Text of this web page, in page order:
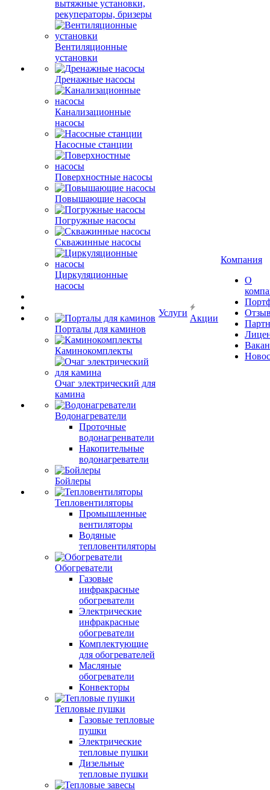
вытяжные установки,
рекуператоры, бризеры
Вентиляционные
установки
Дренажные насосы
Канализационные
насосы
Насосные станции
Поверхностные насосы
Повышающие насосы
Погружные насосы
Скважинные насосы
Циркуляционные
насосы
Порталы для каминов
Каминокомплекты
Очаг электрический для
камина
Водонагреватели
Проточные
водонагренватели
Накопительные
водонагреватели
Бойлеры
Тепловентиляторы
Промышленные
вентиляторы
Водяные
тепловентиляторы
Обогреватели
Газовые
инфракрасные
обогреватели
Электрические
инфракрасные
обогреватели
Комплектующие
для обогревателей
Масляные
обогреватели
Конвекторы
Тепловые пушки
Газовые тепловые
пушки
Электрические
тепловые пушки
Дизельные
тепловые пушки
Услуги
Акции
Компания
О